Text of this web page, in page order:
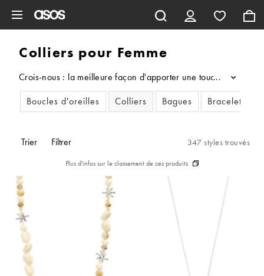
Colliers pour Femme
Crois-nous : la meilleure façon d'apporter une touche finale à
...
Boucles d'oreilles
Colliers Bagues Bracelets
Trier Filtrer 347 styles trouvés
Plus d'infos sur le classement de ces produits